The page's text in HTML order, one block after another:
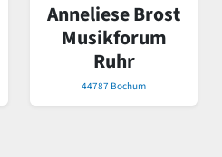
Anneliese Brost
Musikforum
Ruhr
44787 Bochum